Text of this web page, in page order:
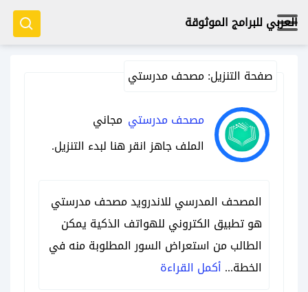
العربي للبرامج الموثوقة
صفحة التنزيل:مصحف مدرستي
مصحف مدرستي مجاني
الملف جاهزانقر هنا لبدء التنزيل.
المصحف المدرسي للاندرويد مصحف مدرستي
هو تطبيق الكتروني للهواتف الذكية يمكن
الطالب من استعراض السور المطلوبة منه في
الخطة... أكمل القراءة